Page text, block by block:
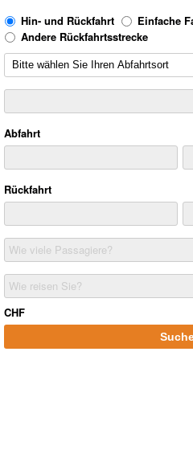
Hin- und Rückfahrt
Einfache
Andere Rückfahrtsstrecke
Abfahrt
Rückfahrt
Wie viele Passagiere?
Wie reisen Sie?
CHF